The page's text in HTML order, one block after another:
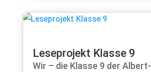
Leseprojekt Klasse 9
Wir – die Klasse 9 der Albert-